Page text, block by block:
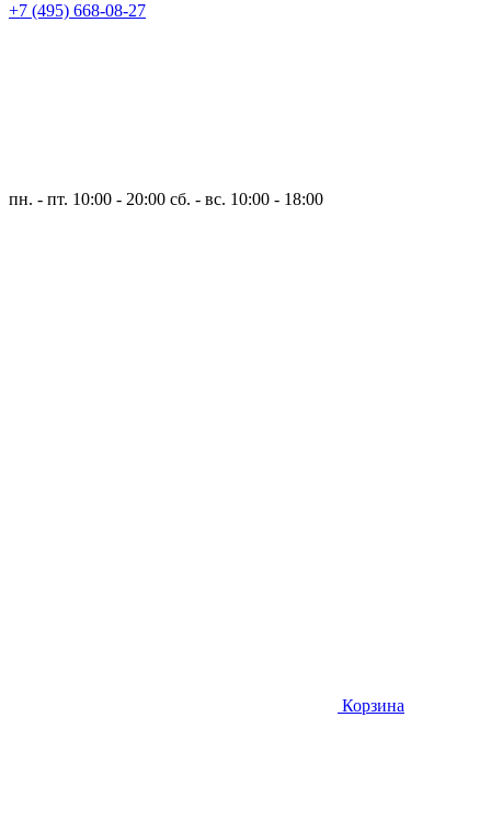
+7 (495) 668-08-27
пн. - пт. 10:00 - 20:00 сб. - вс. 10:00 - 18:00
Корзина